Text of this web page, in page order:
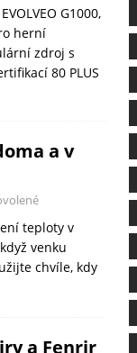
G1000,
herní
zdroj s
80 PLUS
a v
teploty v
venku
chvíle, kdy
a Fenrir